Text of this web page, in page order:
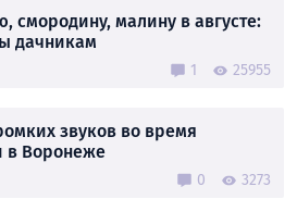
смородину, малину в августе:
дачникам
1 25955
звуков во время
в Воронеже
0 3273